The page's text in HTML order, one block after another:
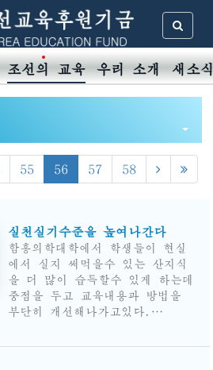
조선의 교육 우리 소개 새소
55 56 57 58
실천실기수준을 높여나간다
함흥의학대학에서 학생들이 현실
에서 실지 써먹을수 있는 산지식
을 더 많이 습득할수 있게 하는데
중점을 두고 교육내용과 방법을
부단히 개선해나가고있다.…